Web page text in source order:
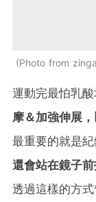
Photo from
運動完最怕乳酸
摩＆加強伸展
最重要的就是紀
還會站在鏡子
透過這樣的方式